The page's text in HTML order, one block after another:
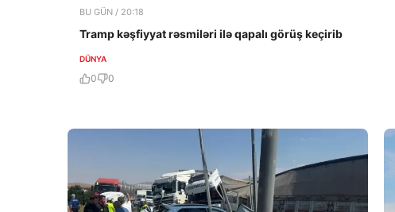
BU GÜN / 20:18
Tramp kəşfiyyat rəsmiləri ilə qapalı görüş keçirib
DÜNYA
0 0